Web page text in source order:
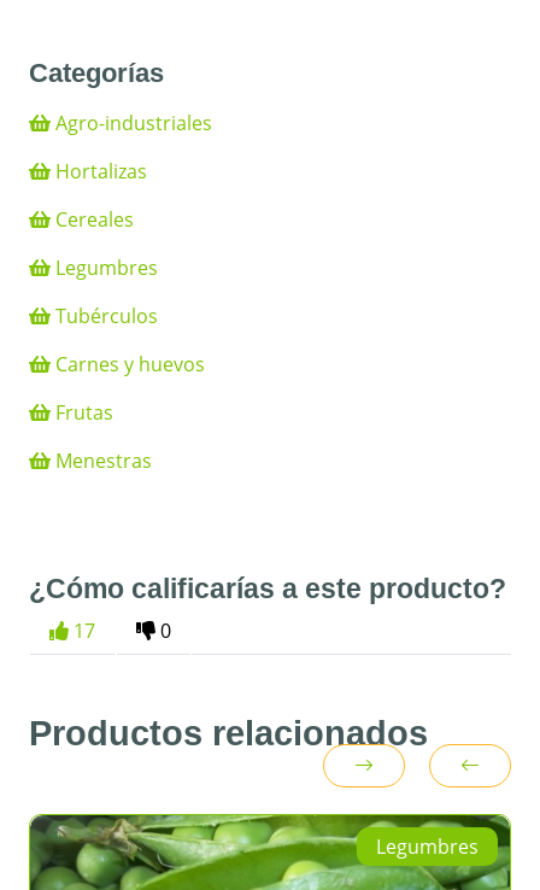
Categorías
Agro-industriales
Hortalizas
Cereales
Legumbres
Tubérculos
Carnes y huevos
Frutas
Menestras
¿Cómo calificarías a este producto?
17 0
Productos relacionados
Legumbres